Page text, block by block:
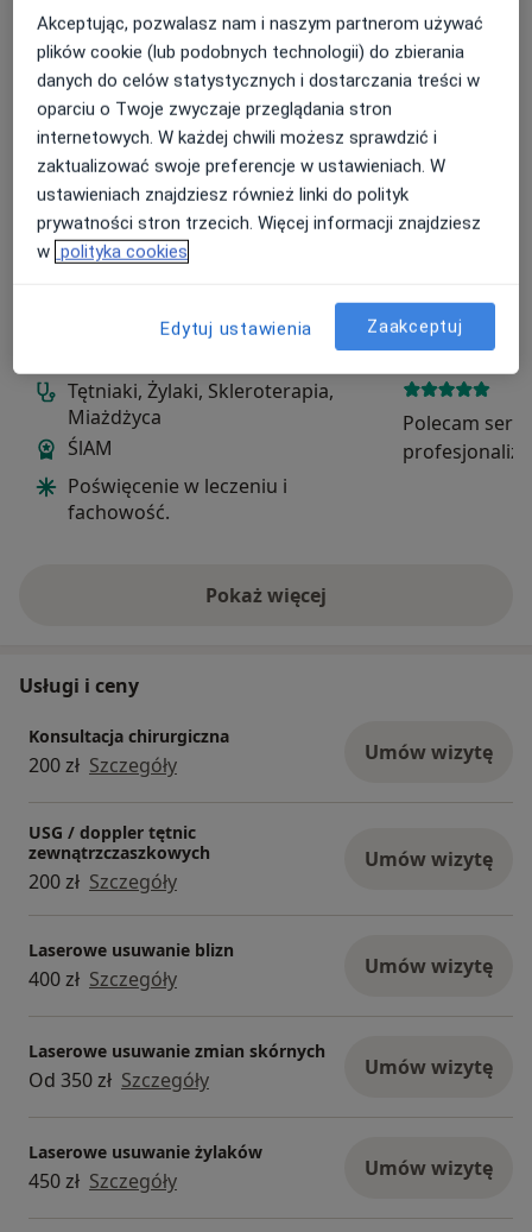
Konsultacje onlineZobacz kalendarz online
Zdjęcia i filmy
Tętniaki, Żylaki, Skleroterapia,
Miażdżyca
ŚlAM
Poświęcenie w leczeniu i
fachowość.
Polecam
Pokaż więcejo doświadczeniu
Usługi i ceny
Konsultacja chirurgiczna
200 zł Szczegóły Umów wizytę
USG / doppler tętnic
zewnątrzczaszkowych
200 zł Szczegóły
Umów wizytę
Laserowe usuwanie blizn
400 zł Szczegóły Umów wizytę
Laserowe usuwanie zmian skórnych
Od 350 zł Szczegóły Umów wizytę
Laserowe usuwanie żylaków
450 zł Szczegóły Umów wizytę
Akceptując, pozwalasz nam i naszym partnerom używać
plików cookie (lub podobnych technologii) do zbierania
danych do celów statystycznych i dostarczania treści w
oparciu o Twoje zwyczaje przeglądania stron
internetowych. W każdej chwili możesz sprawdzić i
zaktualizować swoje preferencje w ustawieniach. W
ustawieniach znajdziesz również linki do polityk
prywatności stron trzecich. Więcej informacji znajdziesz
w polityka cookies
Edytuj ustawienia Zaakceptuj